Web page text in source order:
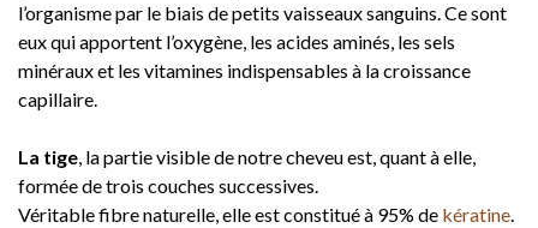
l’organisme par le biais de petits vaisseaux sanguins. Ce sont
eux qui apportent l’oxygène, les acides aminés, les sels
minéraux et les vitamines indispensables à la croissance
capillaire.
La tige, la partie visible de notre cheveu est, quant à elle,
formée de trois couches successives.
Véritable fibre naturelle, elle est constitué à 95% de kératine.